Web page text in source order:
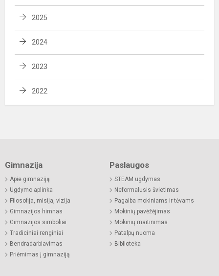
2025
2024
2023
2022
Gimnazija
Apie gimnaziją
Ugdymo aplinka
Filosofija, misija, vizija
Gimnazijos himnas
Gimnazijos simboliai
Tradiciniai renginiai
Bendradarbiavimas
Priėmimas į gimnaziją
Paslaugos
STEAM ugdymas
Neformalusis švietimas
Pagalba mokiniams ir tėvams
Mokinių pavėžėjimas
Mokinių maitinimas
Patalpų nuoma
Biblioteka